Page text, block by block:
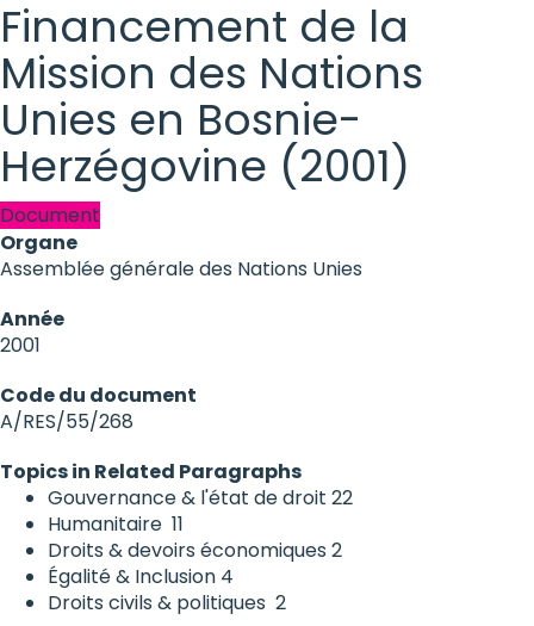
Financement de la
Mission des Nations
Unies en Bosnie-
Herzégovine (2001)
Document
Organe
Assemblée générale des Nations Unies
Année
2001
Code du document
A/RES/55/268
Topics in Related Paragraphs
Gouvernance & l'état de droit 22
Humanitaire 11
Droits & devoirs économiques 2
Égalité & Inclusion 4
Droits civils & politiques 2